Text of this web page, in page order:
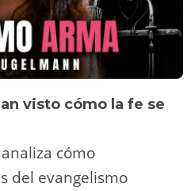
visto cómo la fe se
cómo
del evangelismo